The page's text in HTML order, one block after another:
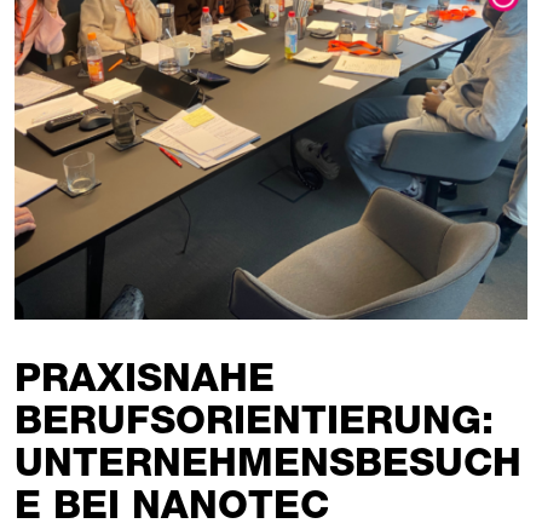
PRAXISNAHE
BERUFSORIENTIERUNG:
UNTERNEHMENSBESUCH
E BEI NANOTEC